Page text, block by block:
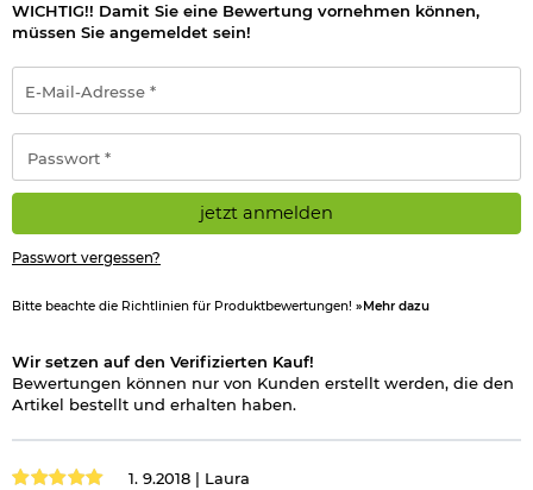
WICHTIG!! Damit Sie eine Bewertung vornehmen können,
müssen Sie angemeldet sein!
Mail-
Adresse
*
jetzt anmelden
Passwort vergessen?
Bitte beachte die Richtlinien für Produktbewertungen! »Mehr dazu
Wir setzen auf den Verifizierten Kauf!
Bewertungen können nur von Kunden erstellt werden, die den
Artikel bestellt und erhalten haben.
1. 9.2018 | Laura